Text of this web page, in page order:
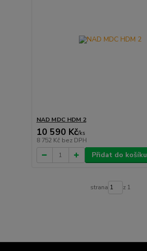
NAD MDC HDM 2
10 590 Kč/ks
8 752 Kč bez DPH
Přidat do košíku
strana z 1